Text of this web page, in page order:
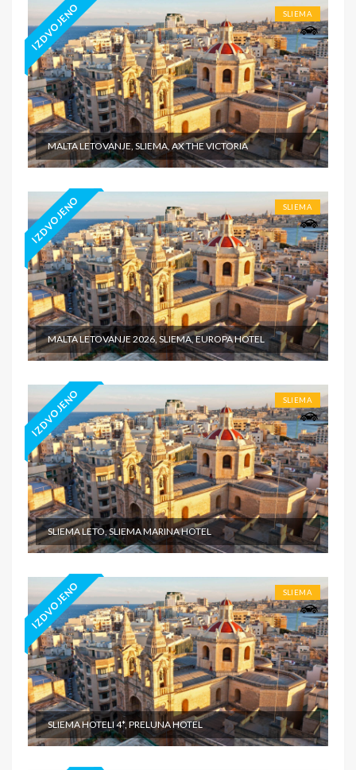
IZDVOJENO SLIEMA
MALTA LETOVANJE, SLIEMA, AX THE VICTORIA
IZDVOJENO SLIEMA
MALTA LETOVANJE 2026, SLIEMA, EUROPA HOTEL
IZDVOJENO SLIEMA
SLIEMA LETO, SLIEMA MARINA HOTEL
IZDVOJENO SLIEMA
SLIEMA HOTELI 4*, PRELUNA HOTEL